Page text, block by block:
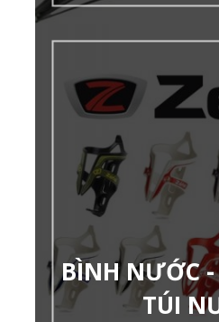
BÌNH NƯỚC -
TÚI